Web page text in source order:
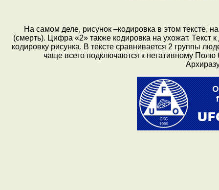
На самом деле, рисунок –кодировка в этом тексте,
(смерть). Цифра «2» также кодировка на ухожат. Текст
кодировку рисунка. В тексте сравнивается 2 группы
чаще всего подключаются к негативному